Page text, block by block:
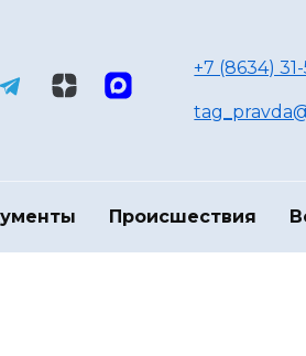
+7 (8634) 31-
Происшествия